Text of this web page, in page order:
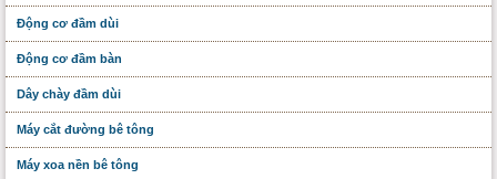
Động cơ đầm dùi
Động cơ đầm bàn
Dây chày đầm dùi
Máy cắt đường bê tông
Máy xoa nền bê tông